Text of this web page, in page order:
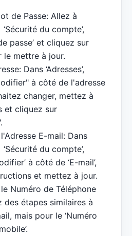
de Passe: Allez à
‘Sécurité du compte’,
passe’ et cliquez sur
le mettre à jour.
Dans ‘Adresses’,
à côté de l'adresse
changer, mettez à
et cliquez sur
E-mail: Dans
‘Sécurité du compte’,
à côté de ‘E-mail’,
et mettez à jour.
Numéro de Téléphone
des étapes similaires à
mais pour le ‘Numéro